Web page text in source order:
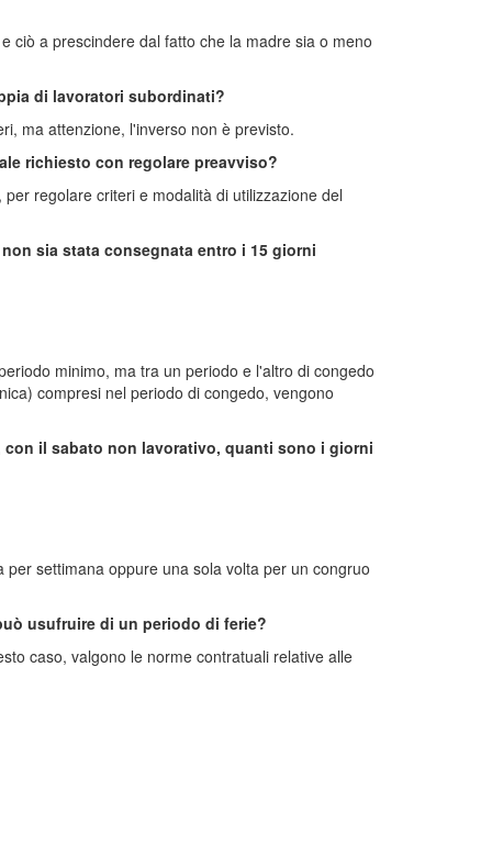
ciò a prescindere dal fatto che la madre sia o meno
di lavoratori subordinati?
ma attenzione, l'inverso non è previsto.
richiesto con regolare preavviso?
regolare criteri e modalità di utilizzazione del
sia stata consegnata entro i 15 giorni
minimo, ma tra un periodo e l'altro di congedo
compresi nel periodo di congedo, vengono
il sabato non lavorativo, quanti sono i giorni
settimana oppure una sola volta per un congruo
usufruire di un periodo di ferie?
caso, valgono le norme contratuali relative alle